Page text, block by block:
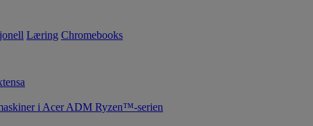
Læring Chromebooks
i Acer ADM Ryzen™-serien